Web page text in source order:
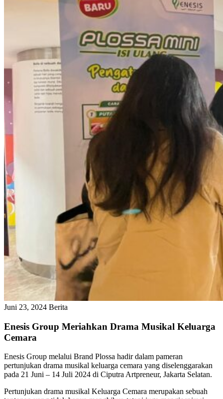
Juni 23, 2024 Berita
Enesis Group Meriahkan Drama Musikal Keluarga
Cemara
Enesis Group melalui Brand Plossa hadir dalam pameran
pertunjukan drama musikal keluarga cemara yang diselenggarakan
pada 21 Juni – 14 Juli 2024 di Ciputra Artpreneur, Jakarta Selatan.
Pertunjukan drama musikal Keluarga Cemara merupakan sebuah